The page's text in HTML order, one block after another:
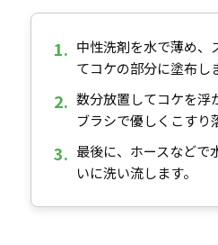
1. 中性洗剤を水で薄め、
てコケの部分に塗布し
2. 数分放置してコケを浮
ブラシで優しくこすり
3. 最後に、ホースなどで
いに洗い流します。